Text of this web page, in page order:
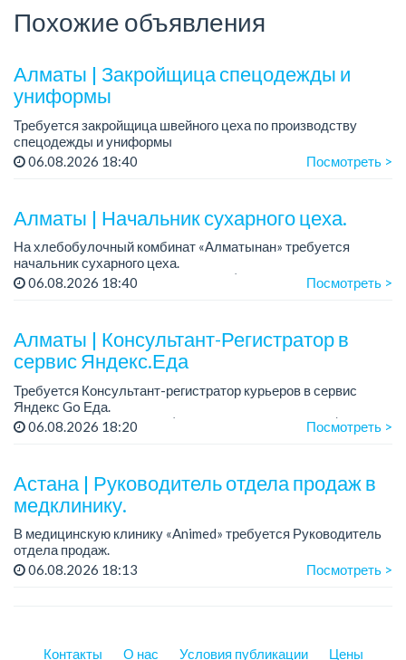
Похожие объявления
Алматы | Закройщица спецодежды и
униформы
Требуется закройщица швейного цеха по производству
спецодежды и униформы
Рабочий день с 9:00 до 18:00
06.08.2026 18:40 Посмотреть >
Алматы | Начальник сухарного цеха.
На хлебобулочный комбинат «Алматынан» требуется
начальник сухарного цеха.
Зарплата: от 300 000 тенге на руки (обсуждается на
Требования: оп...
06.08.2026 18:40 Посмотреть >
Алматы | Консультант-Регистратор в
сервис Яндекс.Еда
Требуется Консультант-регистратор курьеров в сервис
Яндекс Go Еда.
Условия: работа в офисе (Абылай хана - Макатаева).
06.08.2026 18:20 Посмотреть >
Астана | Руководитель отдела продаж в
медклинику.
В медицинскую клинику «Animed» требуется Руководитель
отдела продаж.
Зарплата: от 1 200 000 тенге в месяц.
06.08.2026 18:13 Посмотреть >
Контакты О нас Условия публикации Цены